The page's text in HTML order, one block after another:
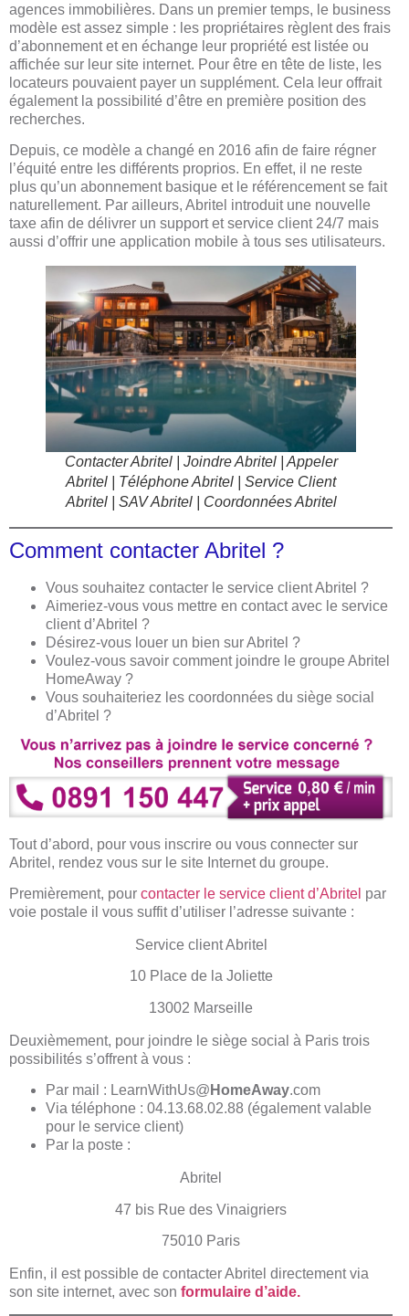
agences immobilières. Dans un premier temps, le business
modèle est assez simple : les propriétaires règlent des frais
d’abonnement et en échange leur propriété est listée ou
affichée sur leur site internet. Pour être en tête de liste, les
locateurs pouvaient payer un supplément. Cela leur offrait
également la possibilité d’être en première position des
recherches.
Depuis, ce modèle a changé en 2016 afin de faire régner
l’équité entre les différents proprios. En effet, il ne reste
plus qu’un abonnement basique et le référencement se fait
naturellement. Par ailleurs, Abritel introduit une nouvelle
taxe afin de délivrer un support et service client 24/7 mais
aussi d’offrir une application mobile à tous ses utilisateurs.
Contacter Abritel | Joindre Abritel | Appeler
Abritel | Téléphone Abritel | Service Client
Abritel | SAV Abritel | Coordonnées Abritel
Comment contacter Abritel ?
Vous souhaitez contacter le service client Abritel ?
Aimeriez-vous vous mettre en contact avec le service
client d’Abritel ?
Désirez-vous louer un bien sur Abritel ?
Voulez-vous savoir comment joindre le groupe Abritel
HomeAway ?
Vous souhaiteriez les coordonnées du siège social
d’Abritel ?
Tout d’abord, pour vous inscrire ou vous connecter sur
Abritel, rendez vous sur le site Internet du groupe.
Premièrement, pour contacter le service client d’Abritel par
voie postale il vous suffit d’utiliser l’adresse suivante :
Service client Abritel
10 Place de la Joliette
13002 Marseille
Deuxièmement, pour joindre le siège social à Paris trois
possibilités s’offrent à vous :
Par mail : LearnWithUs@ HomeAway.com
Via téléphone : 04.13.68.02.88 (également valable
pour le service client)
Par la poste :
Abritel
47 bis Rue des Vinaigriers
75010 Paris
Enfin, il est possible de contacter Abritel directement via
son site internet, avec son formulaire d’aide.